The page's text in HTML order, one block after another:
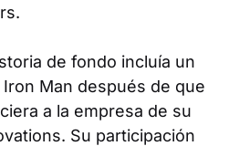
.
de fondo incluía un
Man después de que
a la empresa de su
Su participación